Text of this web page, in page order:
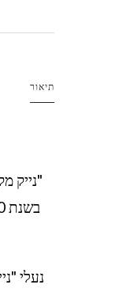
תיאור